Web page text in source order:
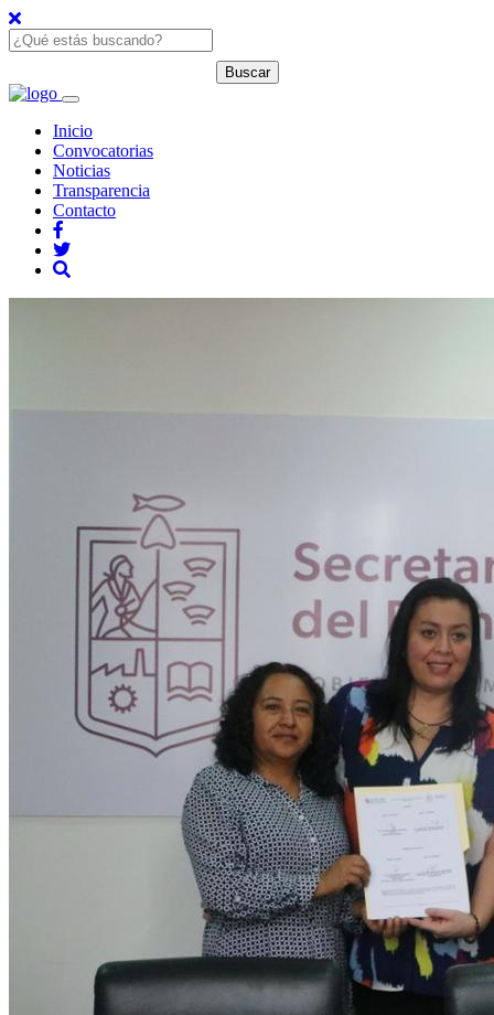
Inicio
Convocatorias
Noticias
Transparencia
Contacto